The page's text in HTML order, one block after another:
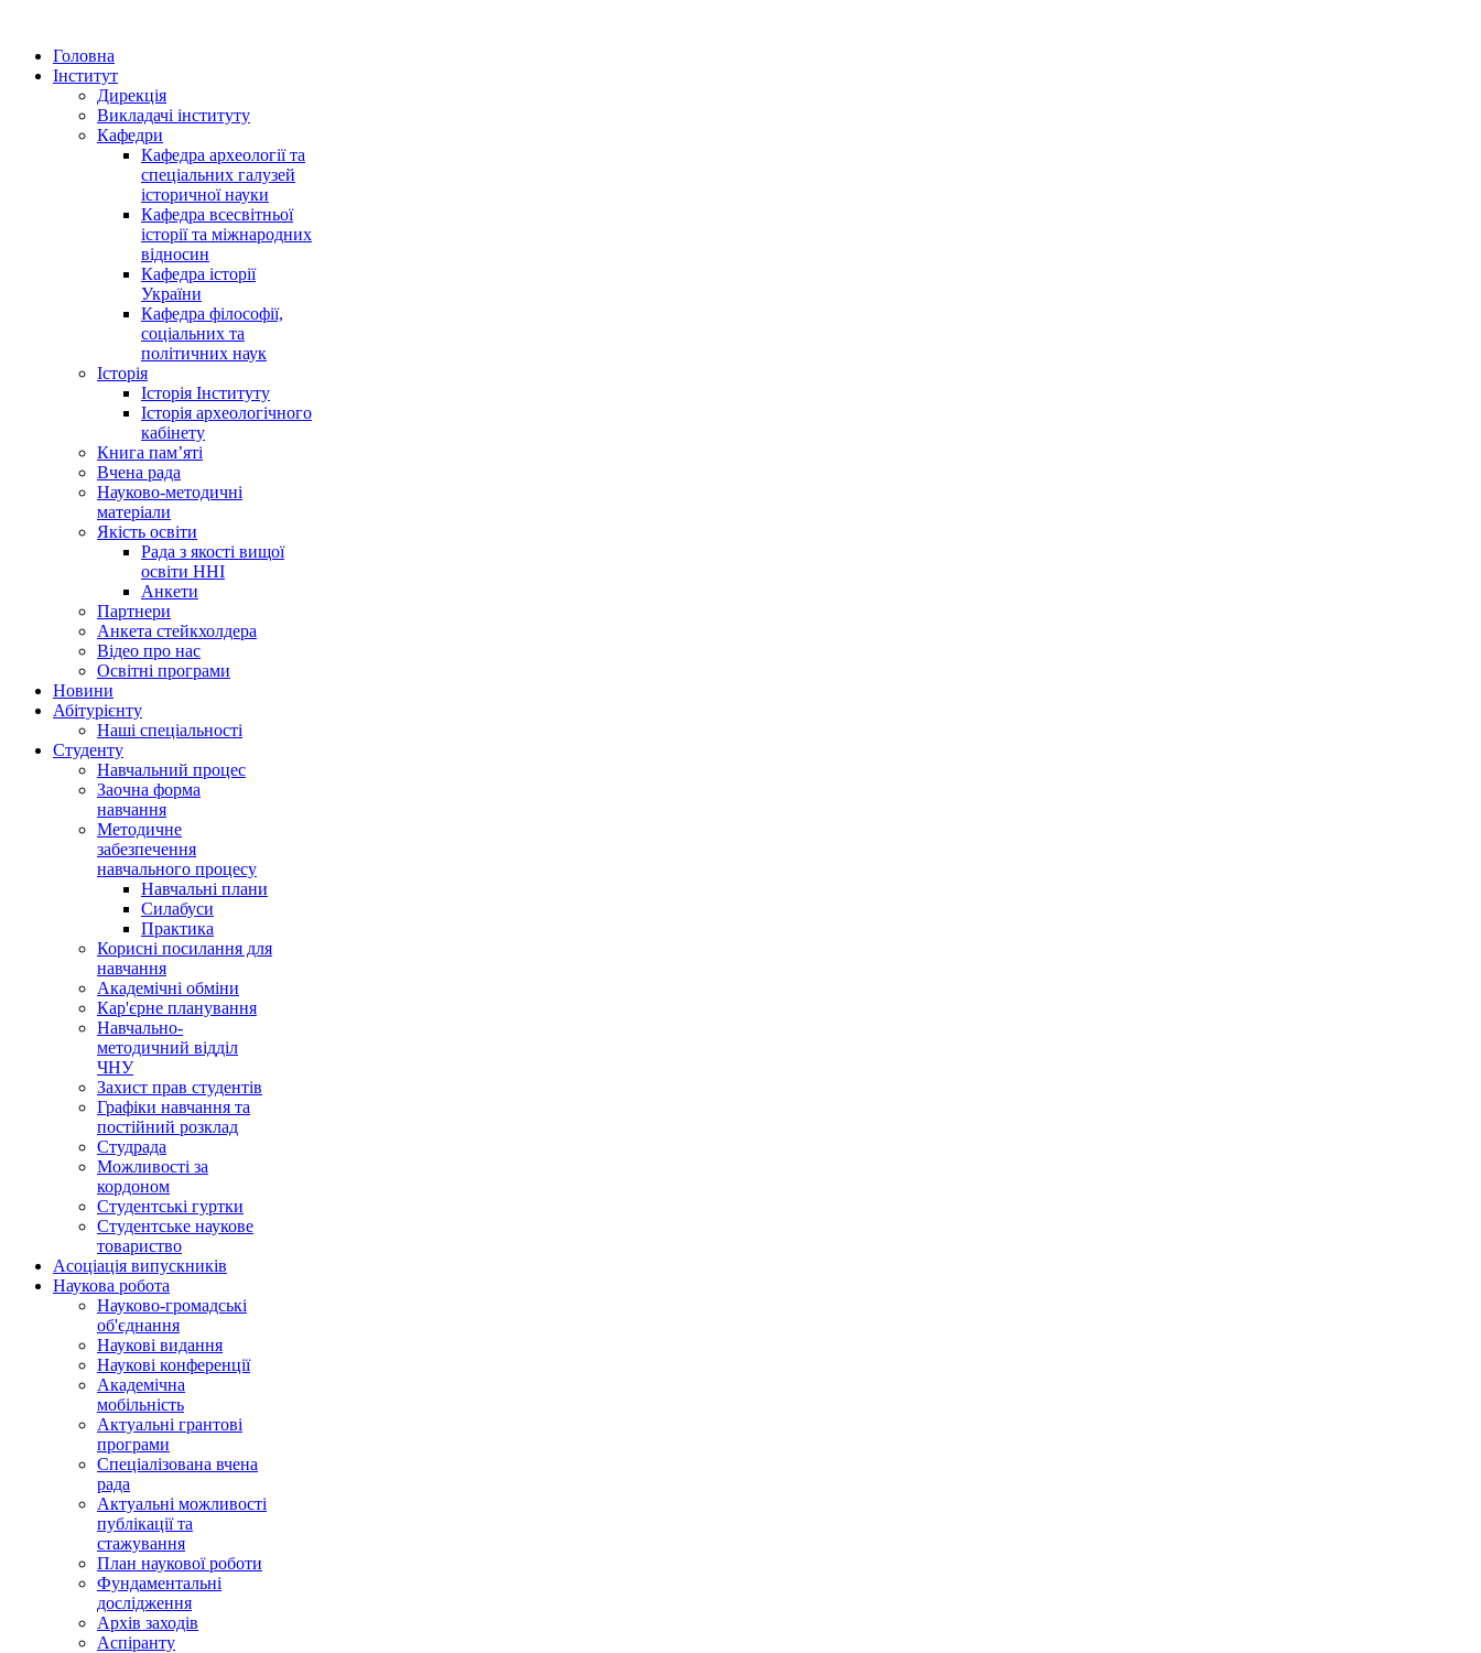
Головна
Інститут
Дирекція
Викладачі інституту
Кафедри
Кафедра археології та
спеціальних галузей
історичної науки
Кафедра всесвітньої
історії та міжнародних
відносин
Кафедра історії
України
Кафедра філософії,
соціальних та
політичних наук
Історія
Історія Інституту
Історія археологічного
кабінету
Книга памʼяті
Вчена рада
Науково-методичні
матеріали
Якість освіти
Рада з якості вищої
освіти ННІ
Анкети
Партнери
Анкета стейкхолдера
Відео про нас
Освітні програми
Hовини
Абітурієнту
Наші спеціальності
Студенту
Навчальний процес
Заочна форма
навчання
Методичне
забезпечення
навчального процесу
Навчальні плани
Силабуси
Практика
Корисні посилання для
навчання
Академічні обміни
Кар'єрне планування
Навчально-
методичний відділ
ЧНУ
Захист прав студентів
Графіки навчання та
постійний розклад
Студрада
Можливості за
кордоном
Студентські гуртки
Студентське наукове
товариство
Асоціація випускників
Наукова робота
Науково-громадські
об'єднання
Наукові видання
Наукові конференції
Академічна
мобільність
Актуальні грантові
програми
Спеціалізована вчена
рада
Актуальні можливості
публікації та
стажування
План наукової роботи
Фундаментальні
дослідження
Архів заходів
Аспіранту